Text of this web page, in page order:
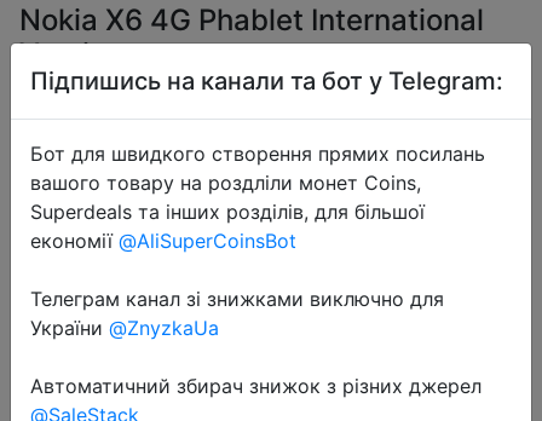
Nokia X6 4G Phablet International
Version
$179.99
Промокод:"rwOxp9TV"
Підпишись на канали та бот у Telegram:
Бот для швидкого створення прямих посилань
вашого товару на роздліли монет Coins,
Superdeals та інших розділів, для більшої
економії @AliSuperCoinsBot
Телеграм канал зі знижками виключно для
України @ZnyzkaUa
Автоматичний збирач знижок з різних джерел
@SaleStack